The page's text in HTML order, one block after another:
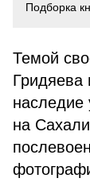
Подборка
Темой
Гридяева
наследие
на